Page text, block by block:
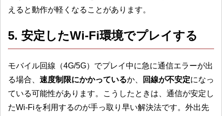
えると動作が軽くなることがあります。
5. 安定したWi-Fi環境でプレイする
モバイル回線（4G/5G）でプレイ中に急に通信エラーが出
る場合、 速度制限にかかっているか、 回線が不安定になっ
ている可能性があります。こうしたときは、通信が安定し
たWi-Fiを利用するのが手っ取り早い解決法です。外出先